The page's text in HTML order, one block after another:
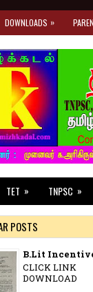
DOWNLOADS »
TET » TNPSC »
POSTS
B.Lit Incentive
CLICK LINK
DOWNLOAD